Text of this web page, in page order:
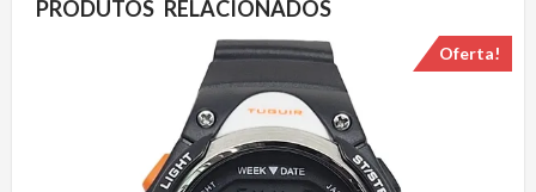
PRODUTOS RELACIONADOS
Oferta!